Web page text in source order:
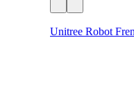
Unitree Robot